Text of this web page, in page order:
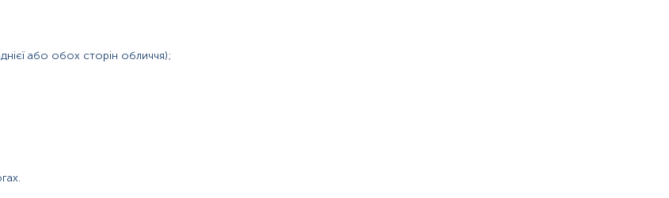
аналіз помилково виявив антитіла до інших збудників - перехресна реакція).
або обох сторін обличчя);